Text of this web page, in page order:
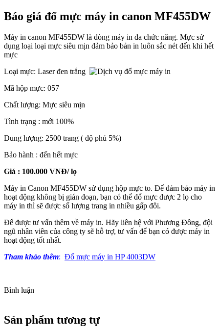
Báo giá đổ mực máy in canon MF455DW
Máy in canon MF455DW là dòng máy in đa chức năng. Mực sử
dụng loại loại mực siêu mịn đảm bảo bản in luôn sắc nét đến khi hết
mực
Loại mực: Laser đen trắng
Mã hộp mực: 057
Chất lượng: Mực siêu mịn
Tình trạng : mới 100%
Dung lượng: 2500 trang ( độ phủ 5%)
Bảo hành : đến hết mực
Giá : 100.000 VNĐ/ lọ
Máy in Canon MF455DW sử dụng hộp mực to. Để đảm bảo máy in
hoạt động không bị gián đoạn, bạn có thể đổ mực được 2 lọ cho
máy in thì sẽ được số lượng trang in nhiều gấp đôi.
Để được tư vấn thêm về máy in. Hãy liên hệ với Phương Đông, đội
ngũ nhân viên của công ty sẽ hỗ trợ, tư vấn để bạn có được máy in
hoạt động tốt nhất.
Tham khảo thêm: Đổ mực máy in HP 4003DW
Bình luận
Sản phẩm tương tự